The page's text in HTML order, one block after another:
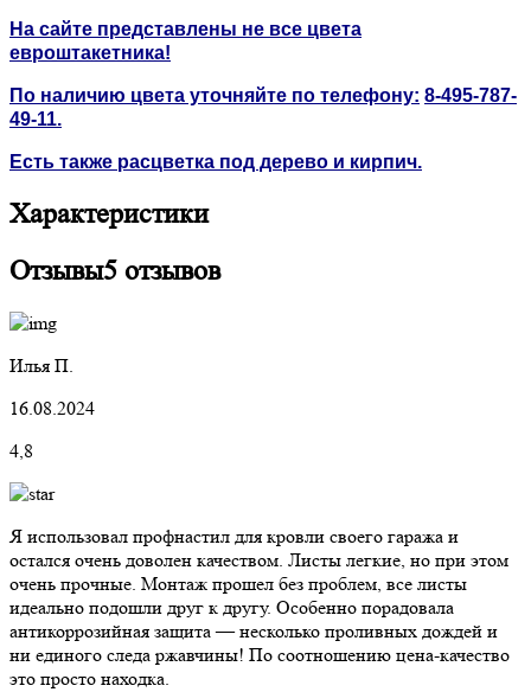
На сайте представлены не все цвета
евроштакетника!
По наличию цвета уточняйте по телефону: 8-495-787-
49-11.
Есть также расцветка под дерево и кирпич.
Характеристики
Отзывы5 отзывов
Илья П.
16.08.2024
4,8
Я использовал профнастил для кровли своего гаража и
остался очень доволен качеством. Листы легкие, но при этом
очень прочные. Монтаж прошел без проблем, все листы
идеально подошли друг к другу. Особенно порадовала
антикоррозийная защита — несколько проливных дождей и
ни единого следа ржавчины! По соотношению цена-качество
это просто находка.